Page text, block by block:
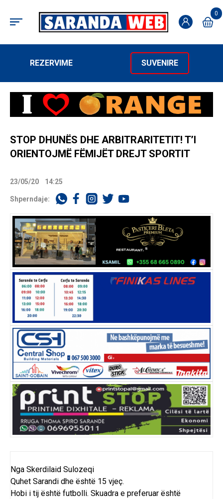
0
REZERVIME SUVENIRE
STOP DHUNËS DHE ARBITRARITETIT! T’I
ORIENTOJMË FËMIJËT DREJT SPORTIT
23/05/20 14:25
Shperndaje:
Nga Skerdilaid Sulozeqi
Quhet Sarandi dhe është 15 vjeç.
Hobi i tij është futbolli. Skuadra e preferuar është